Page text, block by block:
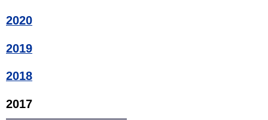
2020
2019
2018
2017